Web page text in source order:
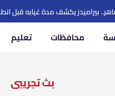
الدولية 2026-2027.. التعليم تعلن التفاصيل
محافظات تعليم
بث تجريبى